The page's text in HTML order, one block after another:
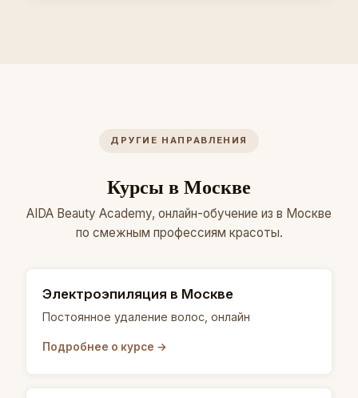
ДРУГИЕ НАПРАВЛЕНИЯ
Курсы в Москве
AIDA Beauty Academy, онлайн-обучение из в Москве
по смежным профессиям красоты.
Электроэпиляция в Москве
Постоянное удаление волос, онлайн
Подробнее о курсе →